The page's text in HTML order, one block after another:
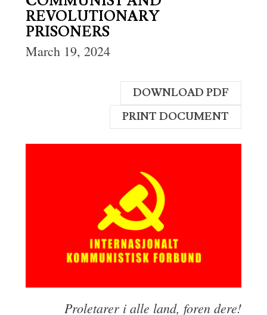
REVOLUTIONARY
PRISONERS
March 19, 2024
DOWNLOAD PDF
PRINT DOCUMENT
Proletarer i alle land, foren dere!